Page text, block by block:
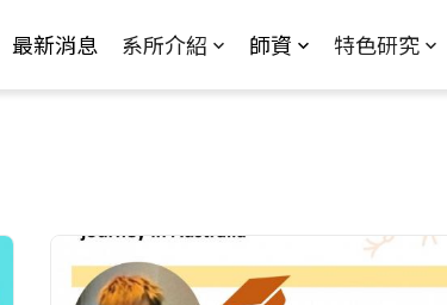
最新消息 系所介紹 師資 特色研究